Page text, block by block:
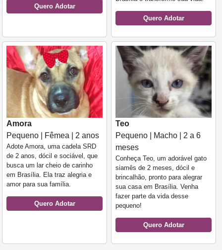
Quero Adotar
Quero Adotar
Amora
Pequeno | Fêmea | 2 anos
Adote Amora, uma cadela SRD
de 2 anos, dócil e sociável, que
busca um lar cheio de carinho
em Brasília. Ela traz alegria e
amor para sua família.
Quero Adotar
Teo
Pequeno | Macho | 2 a 6
meses
Conheça Teo, um adorável gato
siamês de 2 meses, dócil e
brincalhão, pronto para alegrar
sua casa em Brasília. Venha
fazer parte da vida desse
pequeno!
Quero Adotar